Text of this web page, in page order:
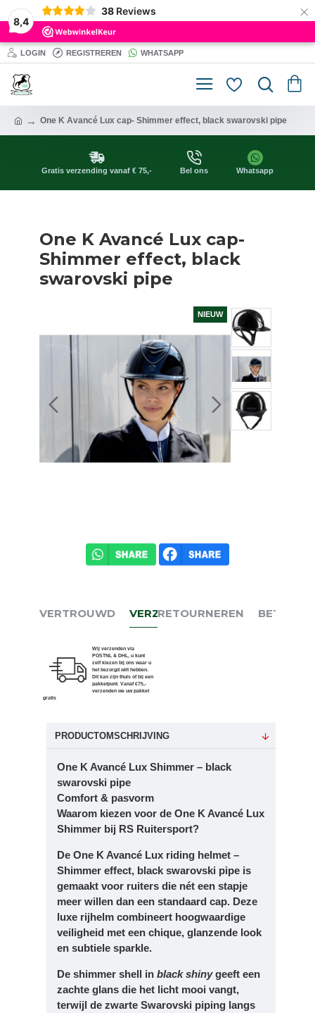
8,4
38 Reviews ×
LOGIN REGISTREREN WHATSAPP
One K Avancé Lux cap- Shimmer effect, black swarovski pipe
Gratis verzending vanaf € 75,- Bel ons Whatsapp
One K Avancé Lux cap-
Shimmer effect, black
swarovski pipe
NIEUW
VERTROUWD VERZENDEN
Wij verzenden via
POSTNL & DHL, u kunt
zelf kiezen bij ons waar u
het bezorgd wilt hebben.
Dit kan zijn thuis of bij een
pakketpunt. Vanaf €75,-
verzenden we uw pakket
gratis
RETOURNEREN BETALEN
PRODUCTOMSCHRIJVING
One K Avancé Lux Shimmer – black
swarovski pipe
Comfort & pasvorm
Waarom kiezen voor de One K Avancé Lux
Shimmer bij RS Ruitersport?
De One K Avancé Lux riding helmet –
Shimmer effect, black swarovski pipe is
gemaakt voor ruiters die nét een stapje
meer willen dan een standaard cap. Deze
luxe rijhelm combineert hoogwaardige
veiligheid met een chique, glanzende look
en subtiele sparkle.
De shimmer shell in black shinygeeft een
zachte glans die het licht mooi vangt,
terwijl de zwarte Swarovski piping langs